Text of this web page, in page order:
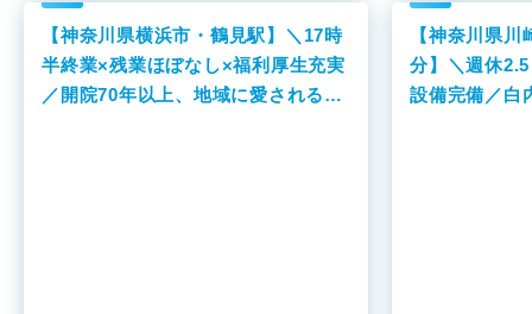
【神奈川県横浜市・鶴見駅】＼17時
半終業×残業ほぼなし×福利厚生充実
／開院70年以上、地域に愛される総
【神奈川県
分】＼週休
設備完備／白